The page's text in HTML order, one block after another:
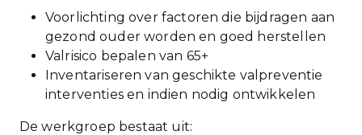
Voorlichting over factoren die bijdragen aan
gezond ouder worden en goed herstellen
Valrisico bepalen van 65+
Inventariseren van geschikte valpreventie
interventies en indien nodig ontwikkelen
De werkgroep bestaat uit: